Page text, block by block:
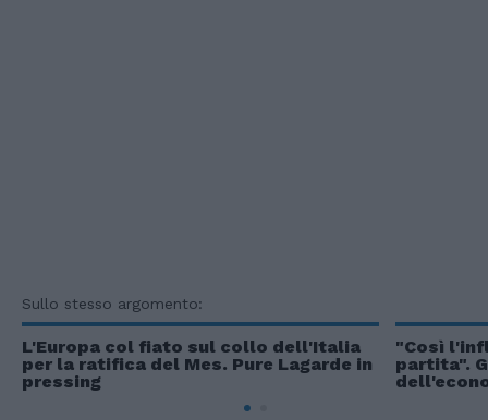
Sullo stesso argomento:
L'Europa col fiato sul collo dell'Italia
per la ratifica del Mes. Pure Lagarde in
pressing
"Così
partita".